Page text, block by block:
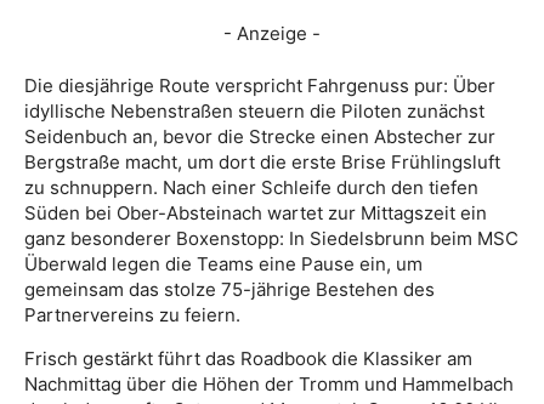
- Anzeige -
Die diesjährige Route verspricht Fahrgenuss pur: Über
idyllische Nebenstraßen steuern die Piloten zunächst
Seidenbuch an, bevor die Strecke einen Abstecher zur
Bergstraße macht, um dort die erste Brise Frühlingsluft
zu schnuppern. Nach einer Schleife durch den tiefen
Süden bei Ober-Absteinach wartet zur Mittagszeit ein
ganz besonderer Boxenstopp: In Siedelsbrunn beim MSC
Überwald legen die Teams eine Pause ein, um
gemeinsam das stolze 75-jährige Bestehen des
Partnervereins zu feiern.
Frisch gestärkt führt das Roadbook die Klassiker am
Nachmittag über die Höhen der Tromm und Hammelbach